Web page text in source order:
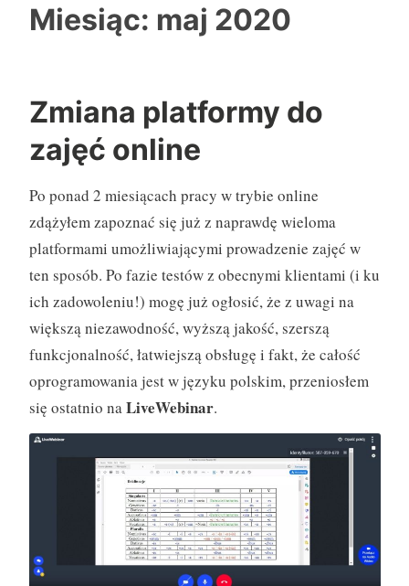
Miesiąc: maj 2020
Zmiana platformy do
zajęć online
Po ponad 2 miesiącach pracy w trybie online
zdążyłem zapoznać się już z naprawdę wieloma
platformami umożliwiającymi prowadzenie zajęć w
ten sposób. Po fazie testów z obecnymi klientami (i ku
ich zadowoleniu!) mogę już ogłosić, że z uwagi na
większą niezawodność, wyższą jakość, szerszą
funkcjonalność, łatwiejszą obsługę i fakt, że całość
oprogramowania jest w języku polskim, przeniosłem
się ostatnio na LiveWebinar.